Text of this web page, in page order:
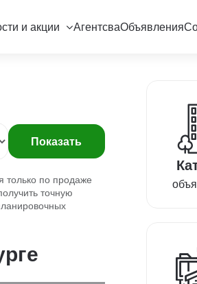
и акции АгентсваОбъявления
Показать
только по продаже
точную